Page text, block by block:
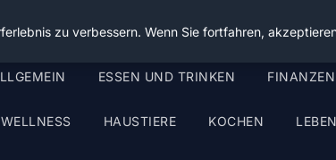
ESSEN UND TRINKEN
HAUSTIERE KOCHEN
zu verbessern. Wenn Sie fortfahren,